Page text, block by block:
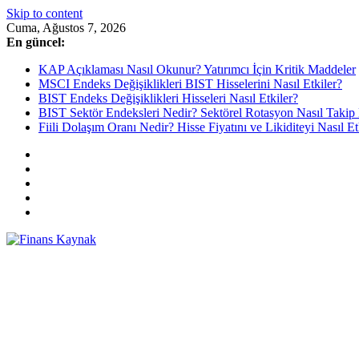
Skip to content
Cuma, Ağustos 7, 2026
En güncel:
KAP Açıklaması Nasıl Okunur? Yatırımcı İçin Kritik Maddeler
MSCI Endeks Değişiklikleri BIST Hisselerini Nasıl Etkiler?
BIST Endeks Değişiklikleri Hisseleri Nasıl Etkiler?
BIST Sektör Endeksleri Nedir? Sektörel Rotasyon Nasıl
Fiili Dolaşım Oranı Nedir? Hisse Fiyatını ve Likiditeyi Nasıl